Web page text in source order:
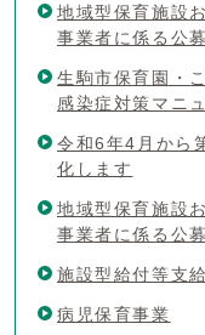
地域型保育施設
事業者に係る公
生駒市保育園・
感染症対策マニ
令和6年4月から
化します
地域型保育施設
事業者に係る公
施設型給付等支
病児保育事業